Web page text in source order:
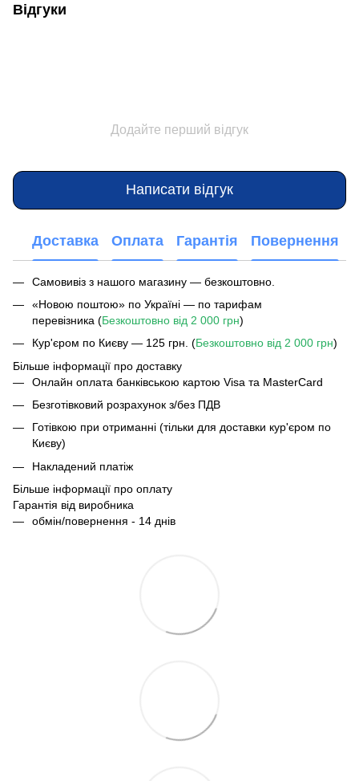
Відгуки
Додайте перший відгук
Написати відгук
Доставка Оплата Гарантія Повернення
Самовивіз з нашого магазину — безкоштовно.
«Новою поштою» по Україні — по тарифам
перевізника (Безкоштовно від 2 000 грн)
Кур'єром по Києву — 125 грн. (Безкоштовно від 2 000 грн)
Більше інформації про доставку
Онлайн оплата банківською картою Visa та MasterCard
Безготівковий розрахунок з/без ПДВ
Готівкою при отриманні (тільки для доставки кур'єром по
Києву)
Накладений платіж
Більше інформації про оплату
Гарантія від виробника
обмін/повернення - 14 днів